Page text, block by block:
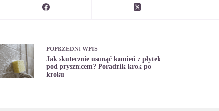
POPRZEDNI WPIS
Jak skutecznie usunąć kamień z płytek
pod prysznicem? Poradnik krok po
kroku